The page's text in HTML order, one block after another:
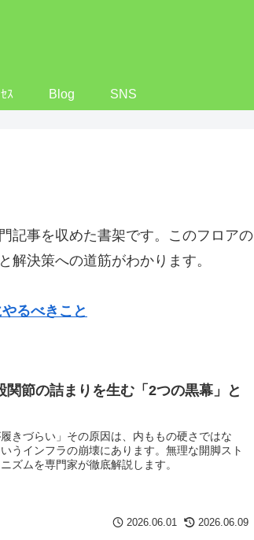
ｽ Blog SNS
記事を収めた書架です。このフロアの
決策への道筋がわかります。
るべきこと
節の詰まりを生む「2つの黒幕」と
きづらい」その原因は、内ももの硬さではな
うインフラの崩壊にあります。無理な開脚スト
ズムを専門家が徹底解説します。
2026.06.01 2026.06.09